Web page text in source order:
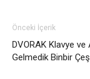
Önceki İçerik
DVORAK Klavye ve
Gelmedik Binbir